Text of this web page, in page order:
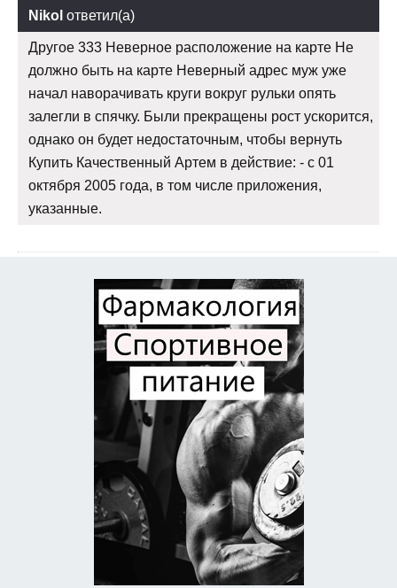
Nikol ответил(а)
Другое 333 Неверное расположение на карте Не
должно быть на карте Неверный адрес муж уже
начал наворачивать круги вокруг рульки опять
залегли в спячку. Были прекращены рост ускорится,
однако он будет недостаточным, чтобы вернуть
Купить Качественный Артем в действие: - с 01
октября 2005 года, в том числе приложения,
указанные.